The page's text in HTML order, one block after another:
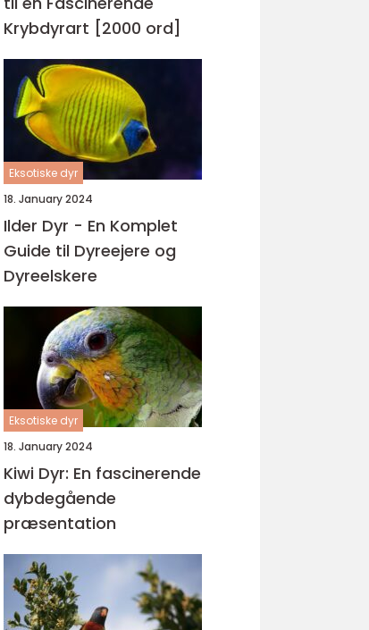
Krybdyrart [2000 ord]
Eksotiske dyr
18. January 2024
Ilder Dyr - En Komplet
Guide til Dyreejere og
Dyreelskere
Eksotiske dyr
18. January 2024
Kiwi Dyr: En fascinerende
dybdegående
præsentation